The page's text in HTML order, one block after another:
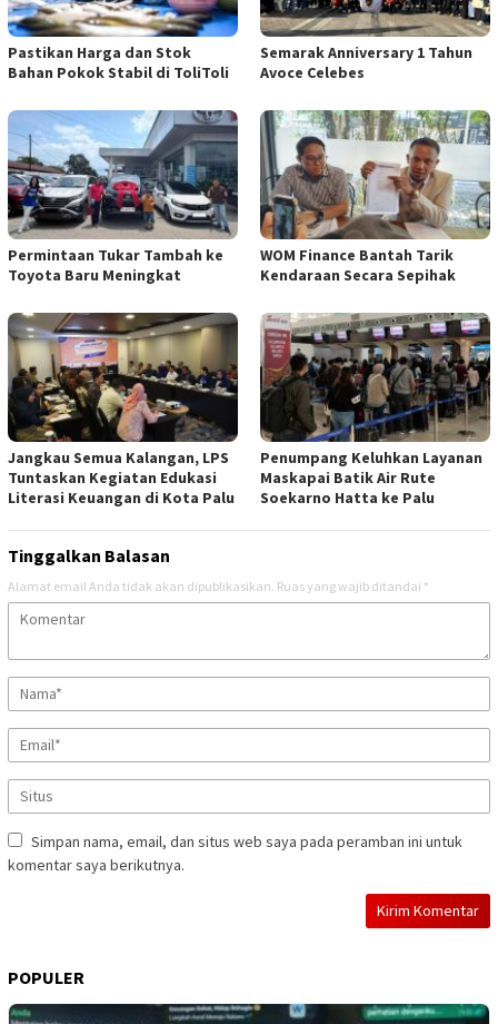
Pastikan Harga dan Stok
Bahan Pokok Stabil di ToliToli
Semarak Anniversary 1 Tahun
Avoce Celebes
Permintaan Tukar Tambah ke
Toyota Baru Meningkat
WOM Finance Bantah Tarik
Kendaraan Secara Sepihak
Jangkau Semua Kalangan, LPS
Tuntaskan Kegiatan Edukasi
Literasi Keuangan di Kota Palu
Penumpang Keluhkan Layanan
Maskapai Batik Air Rute
Soekarno Hatta ke Palu
Tinggalkan Balasan
Alamat email Anda tidak akan dipublikasikan. Ruas yang wajib ditandai *
Simpan nama, email, dan situs web saya pada peramban ini untuk
komentar saya berikutnya.
POPULER